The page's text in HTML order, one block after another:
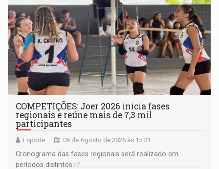
COMPETIÇÕES: Joer 2026 inicia fases
regionais e reúne mais de 7,3 mil
participantes
Esporte 06 de Agosto de 2026 às 15:31
Cronograma das fases regionais será realizado em
períodos distintos